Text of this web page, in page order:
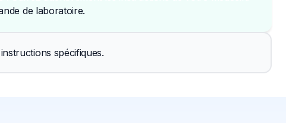
de laboratoire.
spécifiques.